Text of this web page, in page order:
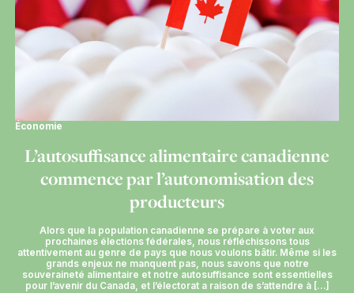
Économie
L’autosuffisance alimentaire canadienne
commence par l’autonomisation des
producteurs
Alors que la population canadienne se prépare à voter aux
prochaines élections fédérales, nous réfléchissons tous
attentivement au genre de pays que nous voulons bâtir. Même si les
grands enjeux ne manquent pas, nous savons que notre
souveraineté alimentaire et notre autosuffisance sont essentielles
pour l’avenir du Canada, et l’électorat a raison de s’attendre à […]